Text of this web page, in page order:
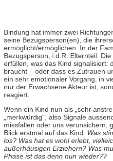
Bindung hat immer zwei
seine Bezugsperson(en), die
ermöglicht/ermöglichen. In der
Bezugsperson, i.d.R. Elternteil.
erfüllen, was das Kind signalisiert:
braucht – oder dass es Zutrauen
ein sehr emotionaler Vorgang, in
nur der Erwachsene Akteur ist,
reagiert.
Wenn ein Kind nun als „sehr
„merkwürdig“, also Signale
missfallen oder uns verunsichern,
Blick erstmal auf das Kind: Was
los? Was hat es wohl erlebt,
außerhäusigen Erziehern? Was
Phase ist das denn nun wieder??